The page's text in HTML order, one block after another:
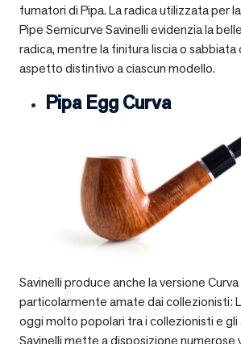
fumatori di Pipa. La radica utilizzata per
Pipe Semicurve Savinelli evidenzia la
radica, mentre la finitura liscia o sabbiata
aspetto distintivo a ciascun modello.
Pipa Egg Curva
Savinelli produce anche la versione
particolarmente amate dai collezionisti:
oggi molto popolari tra i collezionisti e gli